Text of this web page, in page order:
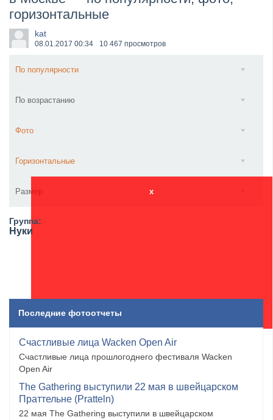
​Wacken Open Air 2027 объявил новую волну участ...
горизонтальные
kat
08.01.2017 00:34 10 467 просмотров
По популярности
По возрастанию
Фото
Горизонтальные
Размер x
Группа:
Нуки
Последние фотоотчеты
Счастливые лица Wacken Open Air
Счастливые лица прошлогоднего фестиваля Wacken
Open Air
The Gathering выступили 22 мая в швейцарском
Праттельне (Pratteln)
22 мая The Gathering выступили в швейцарском